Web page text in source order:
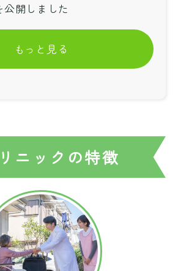
開しました
もっと見る
ニックの特徴